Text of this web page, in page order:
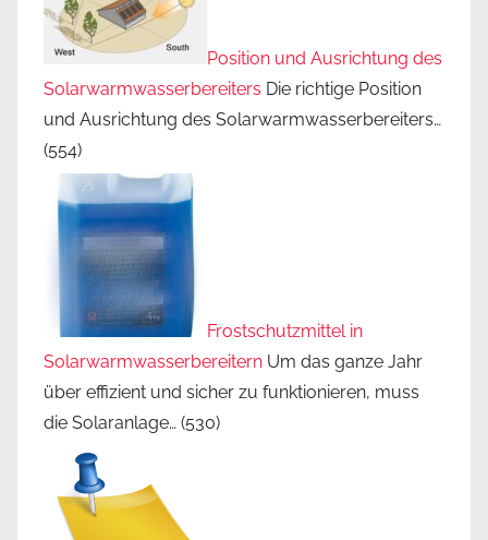
Position und Ausrichtung des
Solarwarmwasserbereiters Die richtige Position
und Ausrichtung des Solarwarmwasserbereiters…
(554)
Frostschutzmittel in
Solarwarmwasserbereitern Um das ganze Jahr
über effizient und sicher zu funktionieren, muss
die Solaranlage… (530)